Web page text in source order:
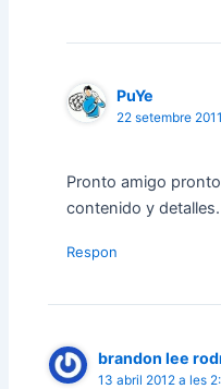
PuYe
22 setembre
Pronto amigo
contenido y detalles.
Respon
brandon lee
13 abril 2012 a les